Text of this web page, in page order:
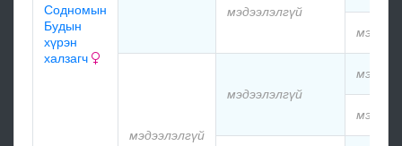
Содномын
Будын
хүрэн
халзагч
мэдээлэлгүй
мэдээлэлгүй
мэдээлэлгүй